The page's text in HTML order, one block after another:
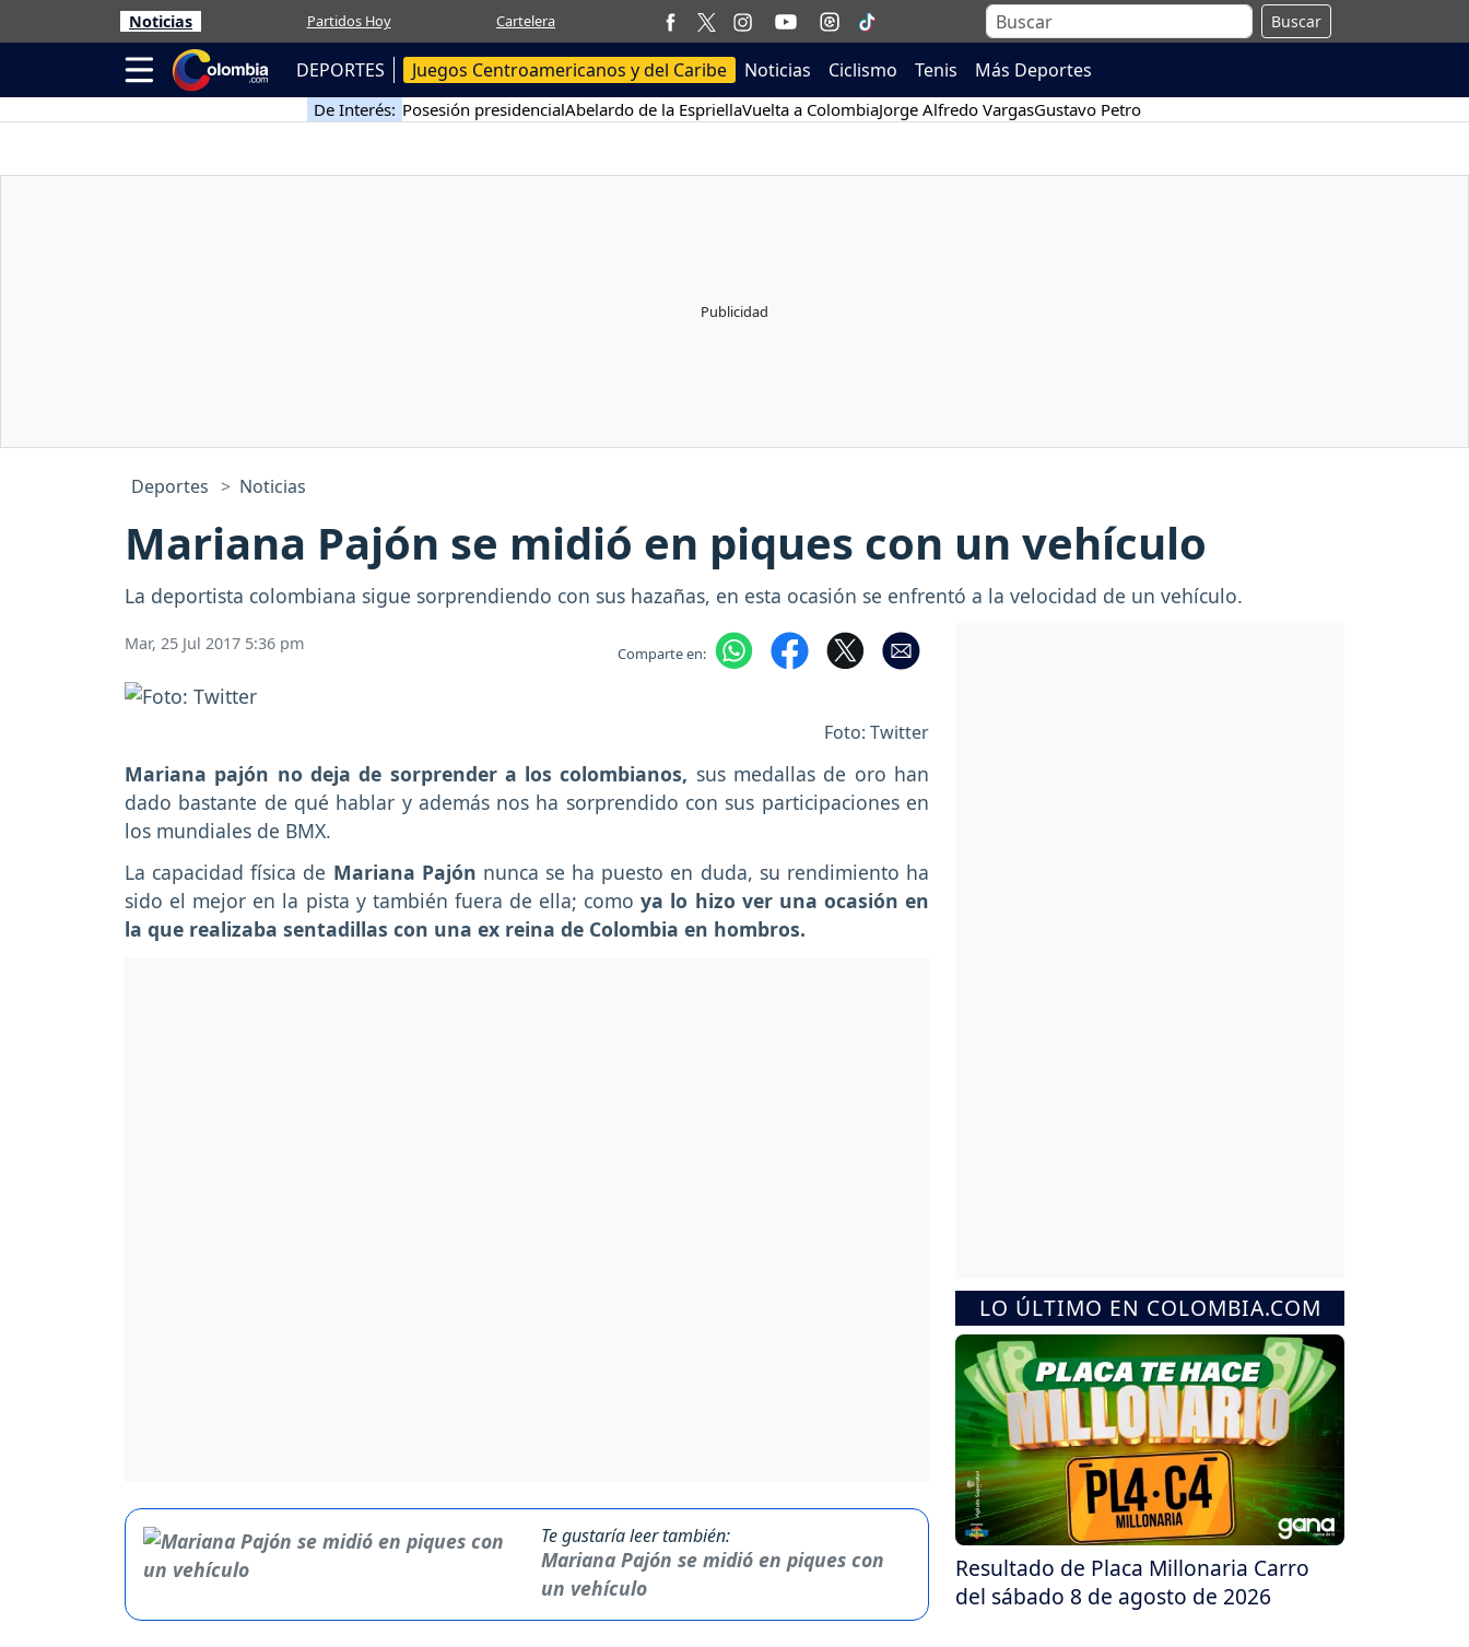
Noticias Partidos Hoy Cartelera Buscar
DEPORTES Juegos Centroamericanos y del Caribe Noticias Ciclismo Tenis Más Deportes
De Interés: Posesión presidencialAbelardo de la EspriellaVuelta a ColombiaJorge Alfredo VargasGustavo Petro
Deportes Noticias
Mariana Pajón se midió en piques con un vehículo
La deportista colombiana sigue sorprendiendo con sus hazañas, en esta ocasión se enfrentó a la velocidad de un vehículo.
Mar, 25 Jul 2017 5:36 pm Comparte en:
Foto: Twitter
Mariana pajón no deja de sorprender a los colombianos, sus medallas de oro han
dado bastante de qué hablar y además nos ha sorprendido con sus participaciones en
los mundiales de BMX.
La capacidad física de Mariana Pajón nunca se ha puesto en duda, su rendimiento ha
sido el mejor en la pista y también fuera de ella; como ya lo hizo ver una ocasión en
la que realizaba sentadillas con una ex reina de Colombia en hombros.
Te gustaría leer también:
Mariana Pajón se midió en piques con
un vehículo
LO ÚLTIMO EN COLOMBIA.COM
Resultado de Placa Millonaria Carro
del sábado 8 de agosto de 2026